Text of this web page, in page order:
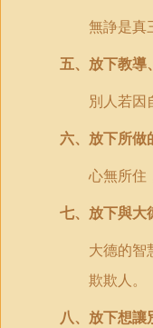
無諍是真
五、放下教導
別人若因
六、放下所做
心無所住
七、放下與大
大德的智
欺欺人。
八、放下想讓